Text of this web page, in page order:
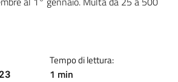
Tempo di lettura:
1 min